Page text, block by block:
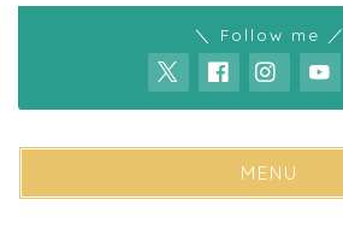
＼ Follow me ／
MENU